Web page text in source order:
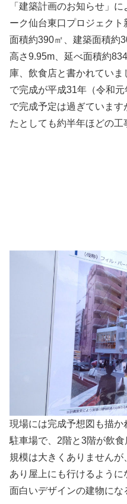
「建築計画のお知らせ」
ーク仙台東口プロジェク
面積約390㎡、建築面積約
高さ9.95m、延べ面積約
庫、飲食店と書かれてい
で完成が平成31年（令和
で完成予定は過ぎていま
たとしても約半年ほどの工
現場には完成予想図も描
駐車場で、2階と3階が飲
規模は大きくありません
あり屋上にも行けるよう
面白いデザインの建物にな